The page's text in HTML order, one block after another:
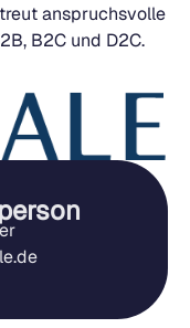
anspruchsvolle
B2C und D2C.